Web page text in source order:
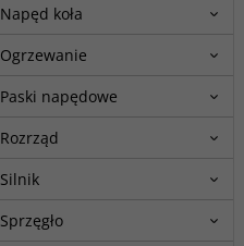
Napęd koła
Ogrzewanie
Paski napędowe
Rozrząd
Silnik
Sprzęgło